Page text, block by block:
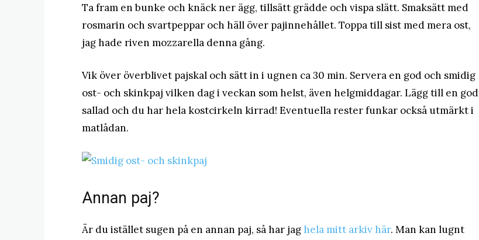
Ta fram en bunke och knäck ner ägg, tillsätt grädde och vispa slätt. Smaksätt med
rosmarin och svartpeppar och häll över pajinnehållet. Toppa till sist med mera ost,
jag hade riven mozzarella denna gång.
Vik över överblivet pajskal och sätt in i ugnen ca 30 min. Servera en god och smidig
ost- och skinkpaj vilken dag i veckan som helst, även helgmiddagar. Lägg till en god
sallad och du har hela kostcirkeln kirrad! Eventuella rester funkar också utmärkt i
matlådan.
Annan paj?
Är du istället sugen på en annan paj, så har jag hela mitt arkiv här. Man kan lugnt